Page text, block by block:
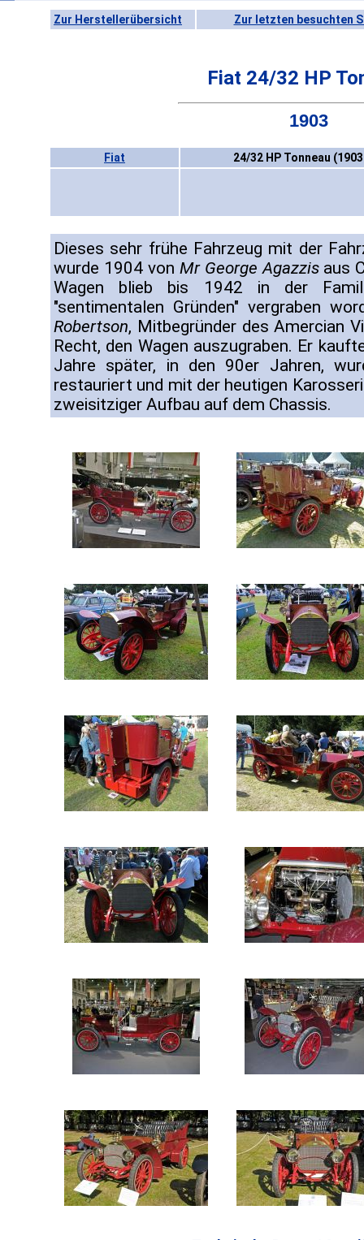
Zur Herstellerübersicht Zur letzten besuchten
Fiat 24/32 HP
1903
Fiat 24/32 HP Tonneau
Dieses sehr frühe Fahrzeug mit der
wurde 1904 von Mr George Agazzisaus
Wagen blieb bis 1942 in der
"sentimentalen Gründen" vergraben
Robertson, Mitbegründer des Amercian
Recht, den Wagen auszugraben. Er
Jahre später, in den 90er Jahren,
restauriert und mit der heutigen
zweisitziger Aufbau auf dem Chassis.